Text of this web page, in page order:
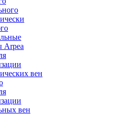
Arpea
вен
вен